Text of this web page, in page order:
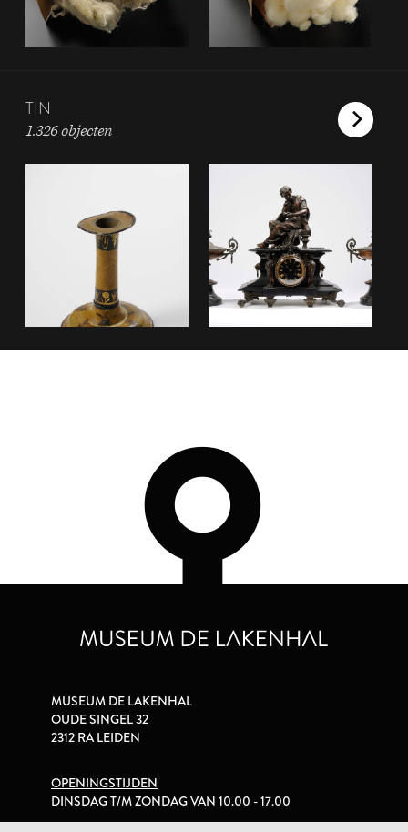
TIN
1.326 objecten
MUSEUM DE LAKENHAL
OUDE SINGEL 32
2312 RA LEIDEN
OPENINGSTIJDEN
DINSDAG T/M ZONDAG VAN 10.00 - 17.00